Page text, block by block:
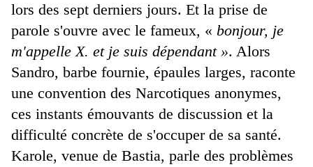
lors des sept derniers jours. Et la prise de
parole s'ouvre avec le fameux, « bonjour, je
m'appelle X. et je suis dépendant ». Alors
Sandro, barbe fournie, épaules larges, raconte
une convention des Narcotiques anonymes,
ces instants émouvants de discussion et la
difficulté concrète de s'occuper de sa santé.
Karole, venue de Bastia, parle des problèmes